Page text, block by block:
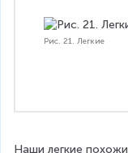
Рис. 21. Легкие
Наши легкие